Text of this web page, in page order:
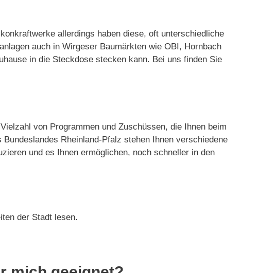
allerdings haben diese, oft unterschiedliche
auch in Wirgeser Baumärkten wie OBI, Hornbach
in die Steckdose stecken kann. Bei uns finden Sie
von Programmen und Zuschüssen, die Ihnen beim
Rheinland-Pfalz stehen Ihnen verschiedene
und es Ihnen ermöglichen, noch schneller in den
der Stadt lesen.